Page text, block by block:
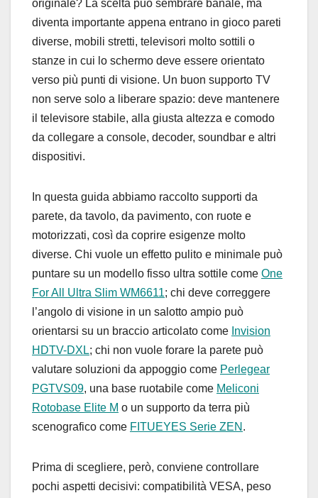
originale? La scelta può sembrare banale, ma
diventa importante appena entrano in gioco pareti
diverse, mobili stretti, televisori molto sottili o
stanze in cui lo schermo deve essere orientato
verso più punti di visione. Un buon supporto TV
non serve solo a liberare spazio: deve mantenere
il televisore stabile, alla giusta altezza e comodo
da collegare a console, decoder, soundbar e altri
dispositivi.
In questa guida abbiamo raccolto supporti da
parete, da tavolo, da pavimento, con ruote e
motorizzati, così da coprire esigenze molto
diverse. Chi vuole un effetto pulito e minimale può
puntare su un modello fisso ultra sottile come One
For All Ultra Slim WM6611; chi deve correggere
l’angolo di visione in un salotto ampio può
orientarsi su un braccio articolato come Invision
HDTV-DXL; chi non vuole forare la parete può
valutare soluzioni da appoggio come Perlegear
PGTVS09, una base ruotabile come Meliconi
Rotobase Elite M o un supporto da terra più
scenografico come FITUEYES Serie ZEN .
Prima di scegliere, però, conviene controllare
pochi aspetti decisivi: compatibilità VESA, peso